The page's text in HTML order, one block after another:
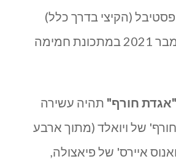
(הקיצי בדרך כלל)
בתחילת חודש דצמבר 2021 במתכונת חמימה
חורף" תהיה עשירה
של ויואלד (מתוך ארבע
איירס' של פיאצולה,